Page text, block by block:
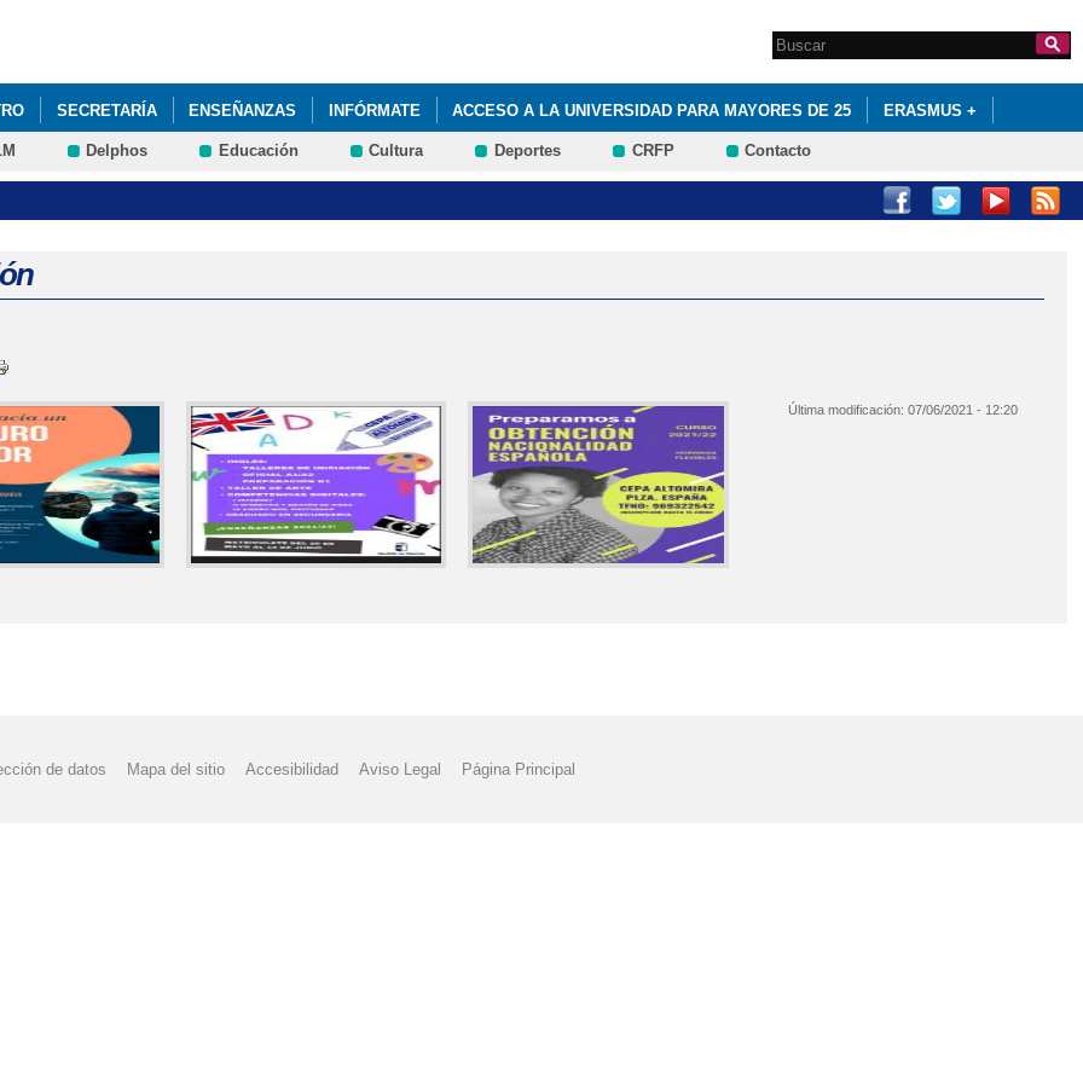
Formulario de
búsqueda
Search this site
SECRETARÍA ENSEÑANZAS INFÓRMATE ACCESO A LA UNIVERSIDAD PARA MAYORES DE 25 ERASMUS +
DE FP BÁSICA DE ACTIVIDADES AUXILIARES DE AGRICULTURA. FINANCIADA POR EL FONDO SOCIAL EUROPEO
Delphos Educación Cultura Deportes CRFP Contacto
Última modificación:07/06/2021 - 12:20
de datos Mapa del sitio Accesibilidad Aviso Legal Página Principal